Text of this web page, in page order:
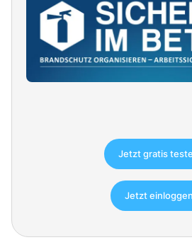
Jetzt gratis
Jetzt einloggen